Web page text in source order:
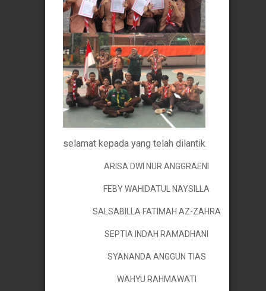
selamat kepada yang telah dilantik
ARISA DWI NUR ANGGRAENI
FEBY WAHIDATUL NAYSILLA
SALSABILLA FATIMAH AZ-ZAHRA
SEPTIA INDAH RAMADHANI
SYANANDA ANGGUN TIAS
WAHYU RAHMAWATI